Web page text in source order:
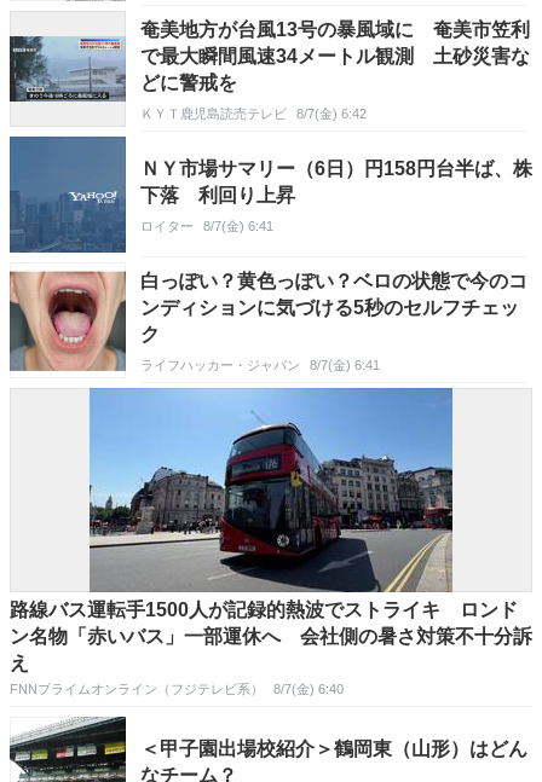
奄美地方が台風13号の暴風域に 奄美市笠利
で最大瞬間風速34メートル観測 土砂災害な
どに警戒を
ＫＹＴ鹿児島読売テレビ 8/7(金) 6:42
ＮＹ市場サマリー（6日）円158円台半ば、株
下落 利回り上昇
ロイター 8/7(金) 6:41
白っぽい？黄色っぽい？ベロの状態で今のコ
ンディションに気づける5秒のセルフチェッ
ク
ライフハッカー・ジャパン 8/7(金) 6:41
路線バス運転手1500人が記録的熱波でストライキ ロンド
ン名物「赤いバス」一部運休へ 会社側の暑さ対策不十分訴
え
FNNプライムオンライン（フジテレビ系） 8/7(金) 6:40
＜甲子園出場校紹介＞鶴岡東（山形）はどん
なチーム？